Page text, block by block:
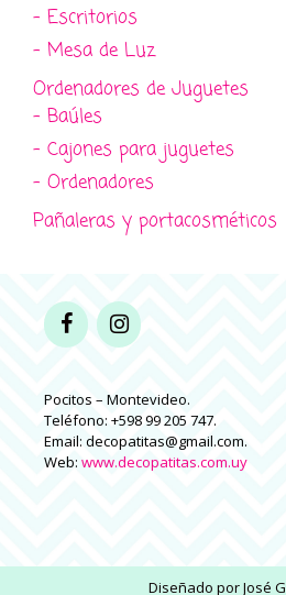
- Escritorios
- Mesa de Luz
Ordenadores de Juguetes
- Baúles
- Cajones para juguetes
- Ordenadores
Pañaleras y portacosméticos
Pocitos – Montevideo.
Teléfono: +598 99 205 747.
Email: decopatitas@gmail.com.
Web: www.decopatitas.com.uy
Diseñado porJosé